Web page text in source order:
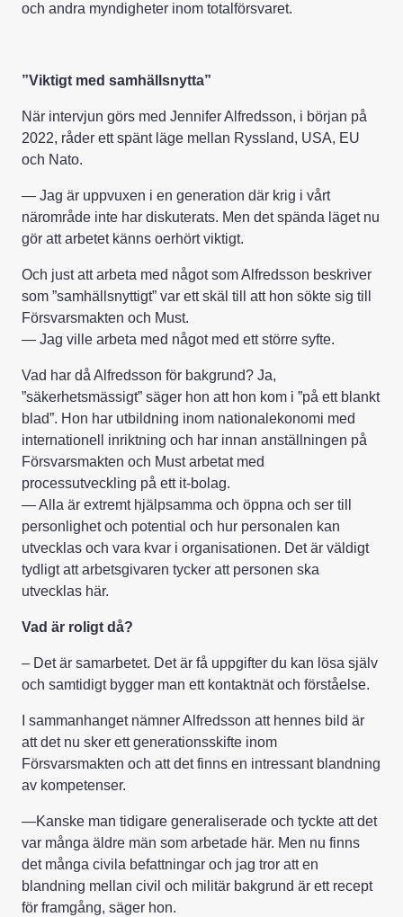
och andra myndigheter inom totalförsvaret.
”Viktigt med samhällsnytta”
När intervjun görs med Jennifer Alfredsson, i början på
2022, råder ett spänt läge mellan Ryssland, USA, EU
och Nato.
— Jag är uppvuxen i en generation där krig i vårt
närområde inte har diskuterats. Men det spända läget nu
gör att arbetet känns oerhört viktigt.
Och just att arbeta med något som Alfredsson beskriver
som ”samhällsnyttigt” var ett skäl till att hon sökte sig till
Försvarsmakten och Must.
— Jag ville arbeta med något med ett större syfte.
Vad har då Alfredsson för bakgrund? Ja,
”säkerhetsmässigt” säger hon att hon kom i ”på ett blankt
blad”. Hon har utbildning inom nationalekonomi med
internationell inriktning och har innan anställningen på
Försvarsmakten och Must arbetat med
processutveckling på ett it-bolag.
— Alla är extremt hjälpsamma och öppna och ser till
personlighet och potential och hur personalen kan
utvecklas och vara kvar i organisationen. Det är väldigt
tydligt att arbetsgivaren tycker att personen ska
utvecklas här.
Vad är roligt då?
– Det är samarbetet. Det är få uppgifter du kan lösa själv
och samtidigt bygger man ett kontaktnät och förståelse.
I sammanhanget nämner Alfredsson att hennes bild är
att det nu sker ett generationsskifte inom
Försvarsmakten och att det finns en intressant blandning
av kompetenser.
—Kanske man tidigare generaliserade och tyckte att det
var många äldre män som arbetade här. Men nu finns
det många civila befattningar och jag tror att en
blandning mellan civil och militär bakgrund är ett recept
för framgång, säger hon.